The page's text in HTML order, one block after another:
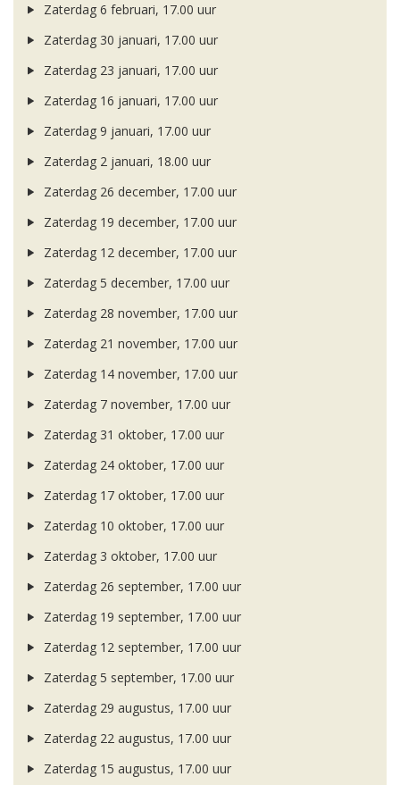
Zaterdag 6 februari, 17.00 uur
Zaterdag 30 januari, 17.00 uur
Zaterdag 23 januari, 17.00 uur
Zaterdag 16 januari, 17.00 uur
Zaterdag 9 januari, 17.00 uur
Zaterdag 2 januari, 18.00 uur
Zaterdag 26 december, 17.00 uur
Zaterdag 19 december, 17.00 uur
Zaterdag 12 december, 17.00 uur
Zaterdag 5 december, 17.00 uur
Zaterdag 28 november, 17.00 uur
Zaterdag 21 november, 17.00 uur
Zaterdag 14 november, 17.00 uur
Zaterdag 7 november, 17.00 uur
Zaterdag 31 oktober, 17.00 uur
Zaterdag 24 oktober, 17.00 uur
Zaterdag 17 oktober, 17.00 uur
Zaterdag 10 oktober, 17.00 uur
Zaterdag 3 oktober, 17.00 uur
Zaterdag 26 september, 17.00 uur
Zaterdag 19 september, 17.00 uur
Zaterdag 12 september, 17.00 uur
Zaterdag 5 september, 17.00 uur
Zaterdag 29 augustus, 17.00 uur
Zaterdag 22 augustus, 17.00 uur
Zaterdag 15 augustus, 17.00 uur